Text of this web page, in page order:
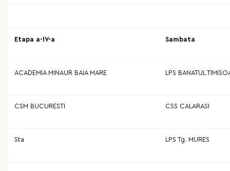
Etapa a-IV-a Sambata
ACADEMIA MINAUR BAIA MARE LPS BANATUL
CSM BUCURESTI CSS CALARASI
Sta LPS Tg. MURES